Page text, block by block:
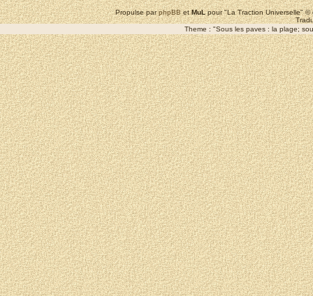
Propulse parphpBBetMuLpour "La Traction Universelle"
Theme : "Sous les paves : la plage;